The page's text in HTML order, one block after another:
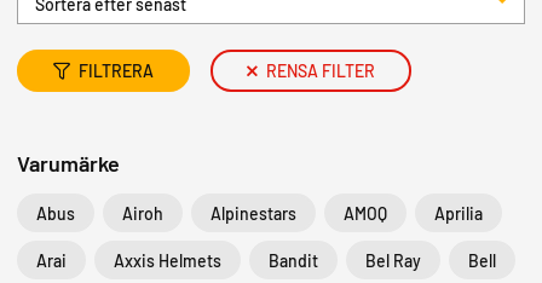
MOPEDER
FILTRERA RENSA FILTER
Varumärke
Abus Airoh Alpinestars AMOQ Aprilia
Arai Axxis Helmets Bandit Bel Ray Bell